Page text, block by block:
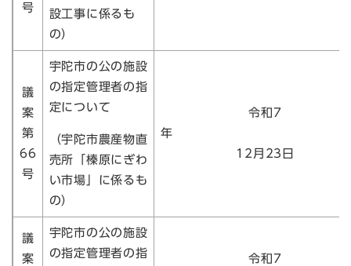
号
設工事に係るも
の）
議
案
第
66
号
宇陀市の公の施設
の指定管理者の指
定について
（宇陀市農産物直
売所「榛原にぎわ
い市場」に係るも
の）
令和7
12月23日
議
案
宇陀市の公の施設
の指定管理者の指
令和7